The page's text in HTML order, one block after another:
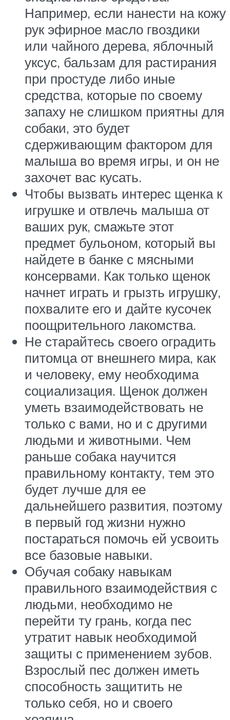
Например, если нанести на кожу
рук эфирное масло гвоздики
или чайного дерева, яблочный
уксус, бальзам для растирания
при простуде либо иные
средства, которые по своему
запаху не слишком приятны для
собаки, это будет
сдерживающим фактором для
малыша во время игры, и он не
захочет вас кусать.
Чтобы вызвать интерес щенка к
игрушке и отвлечь малыша от
ваших рук, смажьте этот
предмет бульоном, который вы
найдете в банке с мясными
консервами. Как только щенок
начнет играть и грызть игрушку,
похвалите его и дайте кусочек
поощрительного лакомства.
Не старайтесь своего оградить
питомца от внешнего мира, как
и человеку, ему необходима
социализация. Щенок должен
уметь взаимодействовать не
только с вами, но и с другими
людьми и животными. Чем
раньше собака научится
правильному контакту, тем это
будет лучше для ее
дальнейшего развития, поэтому
в первый год жизни нужно
постараться помочь ей усвоить
все базовые навыки.
Обучая собаку навыкам
правильного взаимодействия с
людьми, необходимо не
перейти ту грань, когда пес
утратит навык необходимой
защиты с применением зубов.
Взрослый пес должен иметь
способность защитить не
только себя, но и своего